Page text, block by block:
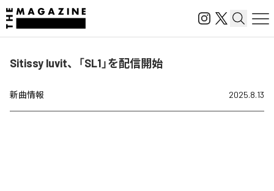
Sitissy luvit、「SL1」を配信開始
新曲情報 2025.8.13